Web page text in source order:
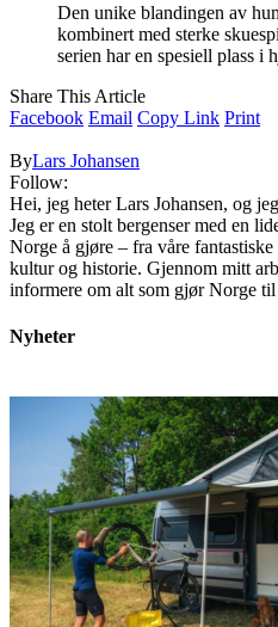
Den unike blandingen av
kombinert med sterke
serien har en spesiell plass i
Share This Article
Facebook Email Copy Link Print
ByLars Johansen
Follow:
Hei, jeg heter Lars Johansen, og
Jeg er en stolt bergenser med en
Norge å gjøre – fra våre
kultur og historie. Gjennom mitt
informere om alt som gjør Norge til
Nyheter